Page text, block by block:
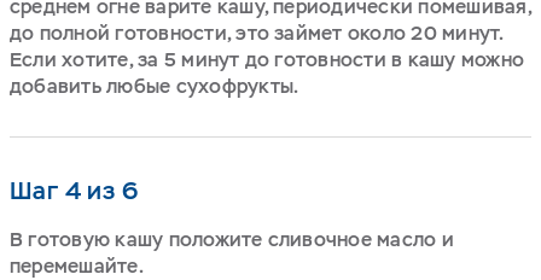
среднем огне варите кашу, периодически помешивая,
до полной готовности, это займет около 20 минут.
Если хотите, за 5 минут до готовности в кашу можно
добавить любые сухофрукты.
Шаг 4 из 6
В готовую кашу положите сливочное масло и
перемешайте.